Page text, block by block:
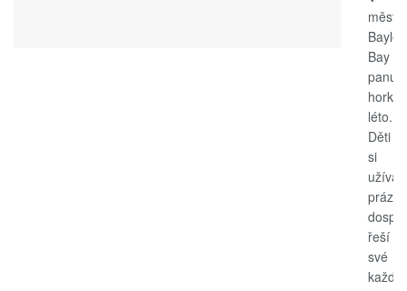
Bay
panuje
horké
léto.
Děti
si
užívají
řeší
své